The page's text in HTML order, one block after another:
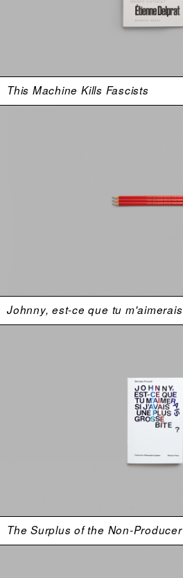
This Machine Kills Fascists
The Surplus of the Non-Producer